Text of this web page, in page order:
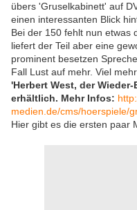
übers 'Gruselkabinett' auf
einen interessanten Blick
Bei der 150 fehlt nun etwas
liefert der Teil aber eine
prominent besetzen
Fall Lust auf mehr. Viel
'Herbert West, der
erhältlich. Mehr Infos:
medien.de/cms/hoerspiele/
Hier gibt es die ersten paar